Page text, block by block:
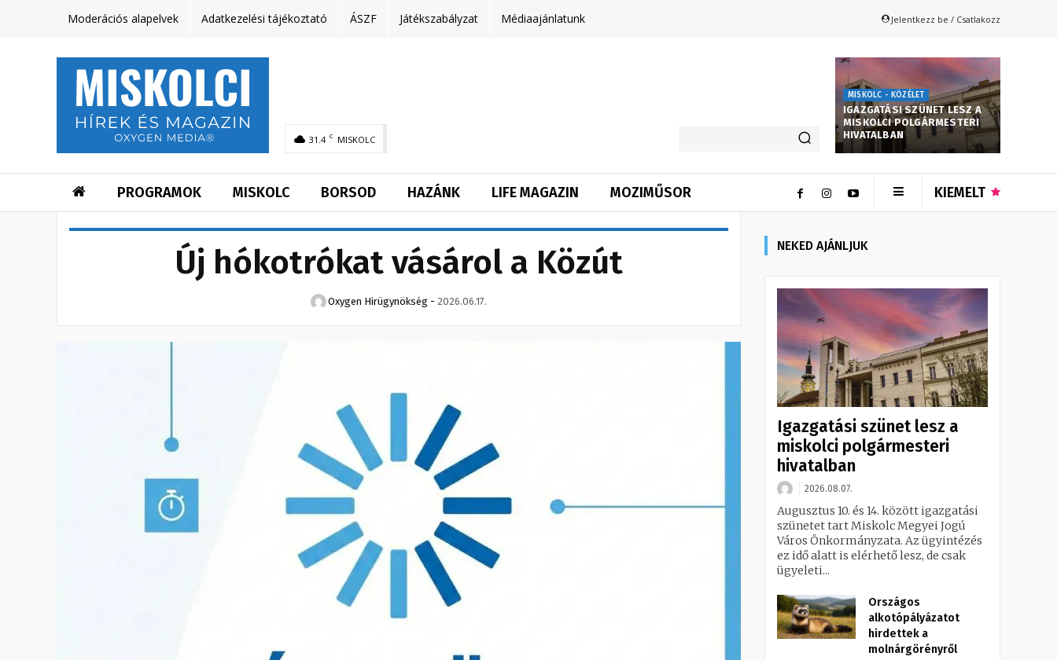
Moderációs alapelvek Adatkezelési tájékoztató ÁSZF Játékszabályzat Médiaajánlatunk Jelentkezz be / Csatlakozz
31.4 C MISKOLC
MISKOLC - KÖZÉLET
IGAZGATÁSI SZÜNET LESZ A
MISKOLCI POLGÁRMESTERI
HIVATALBAN
PROGRAMOK MISKOLC BORSOD HAZÁNK LIFE MAGAZIN MOZIMŰSOR KIEMELT
Új hókotrókat vásárol a Közút
Oxygen Hirügynökség - 2026.06.17.
NEKED AJÁNLJUK
Igazgatási szünet lesz a
miskolci polgármesteri
hivatalban
2026.08.07.
Augusztus 10. és 14. között igazgatási
szünetet tart Miskolc Megyei Jogú
Város Önkormányzata. Az ügyintézés
ez idő alatt is elérhető lesz, de csak
ügyeleti...
Országos
alkotópályázatot
hirdettek a
molnárgörényről